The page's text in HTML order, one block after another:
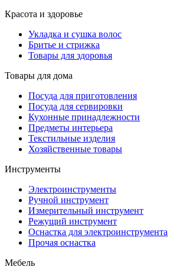
Красота и здоровье
Укладка и сушка волос
Бритье и стрижка
Товары для здоровья
Товары для дома
Посуда для приготовления
Посуда для сервировки
Кухонные принадлежности
Предметы интерьера
Текстильные изделия
Хозяйственные товары
Инструменты
Электроинструменты
Ручной инструмент
Измерительный инструмент
Режущий инструмент
Оснастка для электроинструмента
Прочая оснастка
Мебель